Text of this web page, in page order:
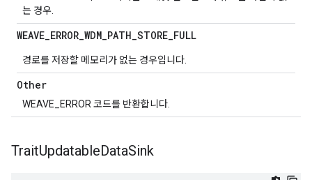
는 경우.
WEAVE_ERROR_WDM_PATH_STORE_FULL
경로를 저장할 메모리가 없는 경우입니다.
Other
WEAVE_ERROR 코드를 반환합니다.
TraitUpdatableDataSink